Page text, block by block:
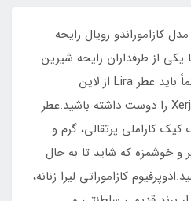
مدل کازاموراندو رویال رایحه
يكی از طرفداران رايحه شیرین
وانيل و كارامل هستيد ، حتماً بايد عطر Lira از لاين
Casamorati خانه عطر Xerjoff را دوست داشته باشید.عطر
كاراملی پرتقالی، گرم و
و خوشمزه که شاید تا به حال
کازاموراتی لیرا زنانه،